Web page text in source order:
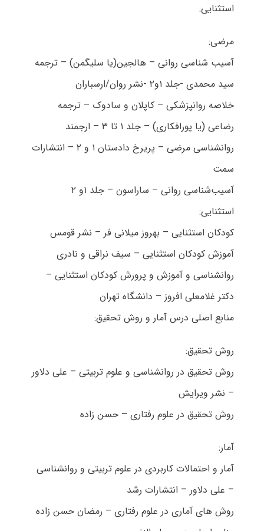
استثنایی:
مرضی:
آسیب شناسی روانی – هالجین(یا سلیگمن) – ترجمه
سید محمدی -جلد ۱و۲ -نشر روان/ارسباران
خلاصه روانپزشکی – کاپلان و سادوک – ترجمه
رضاعی (یا پورافکاری) – جلد ۱ تا ۳ – ارجمند
روانشناسی مرضی – پریرخ دادستان ۱ و ۲ – انتشارات
سمت
آسیب‌شناسی روانی – ساراسون – جلد ۱و ۲
استثنایی:
کودکان استثنایی – بهروز میلانی فر – نشر قومس
آموزش کودکان استثنایی – سیف نراقی و نادری
روانشناسی و آموزش و پرورش کودکان استثنایی –
دکتر غلامعلی افروز – دانشگاه تهران
منابع اصلی درس آمار و روش تحقیق:
روش تحقیق:
روش تحقیق در روانشناسی و علوم تربیتی – علی دلاور
– نشر ویرایش
روش تحقیق در علوم رفتاری – حسن زاده
آمار:
آمار و احتمالات کاربردی در علوم تربیتی و روانشناسی
– علی دلاور – انتشارات رشد
روش های آماری در علوم رفتاری – رمضان حسن زاده